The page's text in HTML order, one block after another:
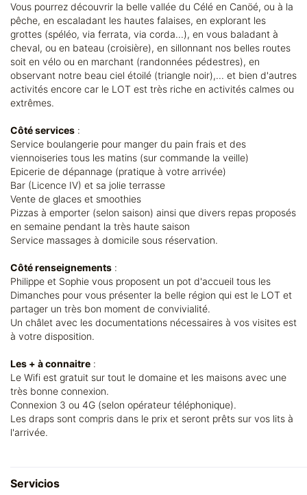
Vous pourrez découvrir la belle vallée du Célé en Canöé, ou à la
pêche, en escaladant les hautes falaises, en explorant les
grottes (spéléo, via ferrata, via corda...), en vous baladant à
cheval, ou en bateau (croisière), en sillonnant nos belles routes
soit en vélo ou en marchant (randonnées pédestres), en
observant notre beau ciel étoilé (triangle noir),... et bien d'autres
activités encore car le LOT est très riche en activités calmes ou
extrêmes.
Côté services :
Service boulangerie pour manger du pain frais et des
viennoiseries tous les matins (sur commande la veille)
Epicerie de dépannage (pratique à votre arrivée)
Bar (Licence IV) et sa jolie terrasse
Vente de glaces et smoothies
Pizzas à emporter (selon saison) ainsi que divers repas proposés
en semaine pendant la très haute saison
Service massages à domicile sous réservation.
Côté renseignements :
Philippe et Sophie vous proposent un pot d'accueil tous les
Dimanches pour vous présenter la belle région qui est le LOT et
partager un très bon moment de convivialité.
Un châlet avec les documentations nécessaires à vos visites est
à votre disposition.
Les + à connaitre :
Le Wifi est gratuit sur tout le domaine et les maisons avec une
très bonne connexion.
Connexion 3 ou 4G (selon opérateur téléphonique).
Les draps sont compris dans le prix et seront prêts sur vos lits à
l'arrivée.
Servicios